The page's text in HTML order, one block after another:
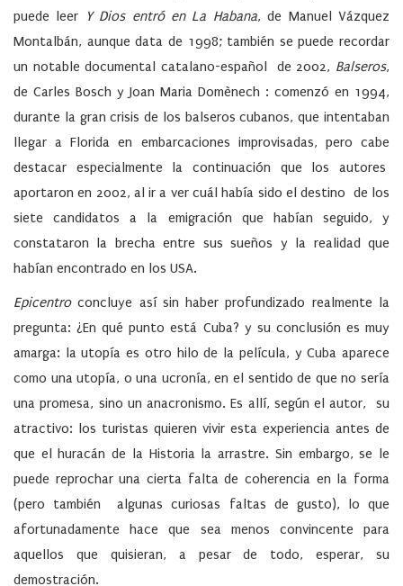
puede leer
Y Dios entró en La Habana, de Manuel Vázquez
Montalbán, aunque data de 1998; también se puede recordar
un notable documental catalano-español de 2002, Balseros,
de Carles Bosch y Joan Maria Domènech : comenzó en 1994,
durante la gran crisis de los balseros cubanos, que intentaban
llegar a Florida en embarcaciones improvisadas, pero cabe
destacar especialmente la continuación que los autores
aportaron en 2002, al ir a ver cuál había sido el destino de los
siete candidatos a la emigración que habían seguido, y
constataron la brecha entre sus sueños y la realidad que
habían encontrado en los USA.
Epicentroconcluye así sin haber profundizado realmente la
pregunta: ¿En qué punto está Cuba? y su conclusión es muy
amarga: la utopía es otro hilo de la película, y Cuba aparece
como una utopía, o una ucronía, en el sentido de que no sería
una promesa, sino un anacronismo. Es allí, según el autor, su
atractivo: los turistas quieren vivir esta experiencia antes de
que el huracán de la Historia la arrastre. Sin embargo, se le
puede reprochar una cierta falta de coherencia en la forma
(pero también algunas curiosas faltas de gusto), lo que
afortunadamente hace que sea menos convincente para
aquellos que quisieran, a pesar de todo, esperar, su
demostración.